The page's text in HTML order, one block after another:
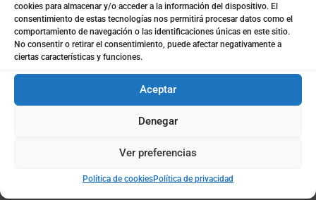
cookies para almacenar y/o acceder a la información del dispositivo. El
consentimiento de estas tecnologías nos permitirá procesar datos como el
comportamiento de navegación o las identificaciones únicas en este sitio.
No consentir o retirar el consentimiento, puede afectar negativamente a
ciertas características y funciones.
Aceptar
Denegar
Ver preferencias
Política de cookiesPolítica de privacidad
Apellidos